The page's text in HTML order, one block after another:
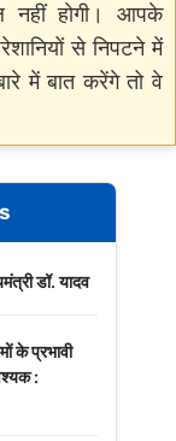
नहीं होगी। आपके
से निपटने में
में बात करेंगे तो वे
डॉ. यादव
के प्रभावी
: